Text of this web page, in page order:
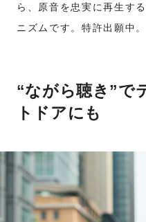
ら、原音を忠実に再生す
ニズムです。特許出願中。
“ながら聴き”で
トドアにも